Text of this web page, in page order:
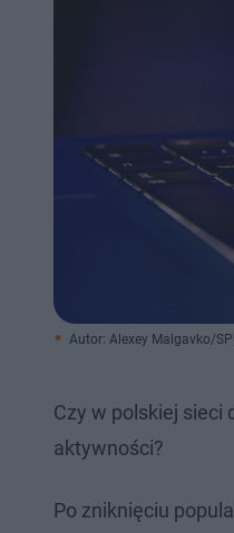
Autor: Alexey Malgavko/
Czy w polskiej sieci
aktywności?
Po zniknięciu